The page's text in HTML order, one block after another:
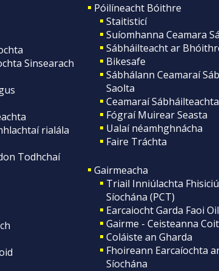
Sinsearach
rialála
Todhchaí
Póilíneacht Bóithre
Staitisticí
Suíomhanna Ceamara
Sábháilteacht ar
Bikesafe
Sábhálann Ceamaraí
Saolta
Ceamaraí Sábháilteachta
Fógraí Muirear Seasta
Ualaí néamhghnácha
Faire Tráchta
Gairmeacha
Triail Inniúlachta
Síochána (PCT)
Earcaiocht Garda Faoi
Gairme - Ceisteanna
Coláiste an Gharda
Fhoireann Earcaíochta
Síochána